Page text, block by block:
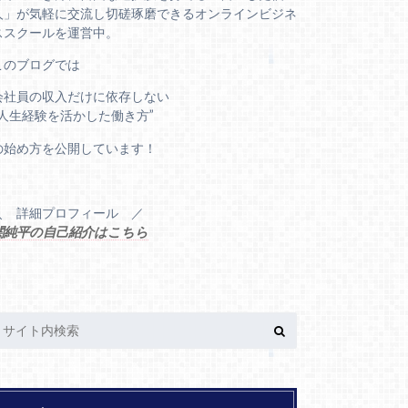
」が気軽に交流し切磋琢磨できるオンラインビジネ
スクールを運営中。
のブログでは
社員の収入だけに依存しない
生経験を活かした働き方”
始め方を公開しています！
詳細プロフィール ／
純平の自己紹介はこちら